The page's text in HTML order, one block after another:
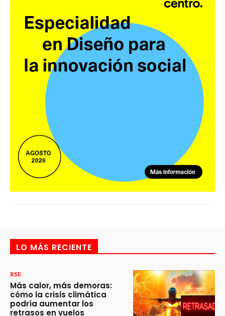
LO MÁS RECIENTE
RSE
Más calor, más demoras:
cómo la crisis climática
podría aumentar los
retrasos en vuelos